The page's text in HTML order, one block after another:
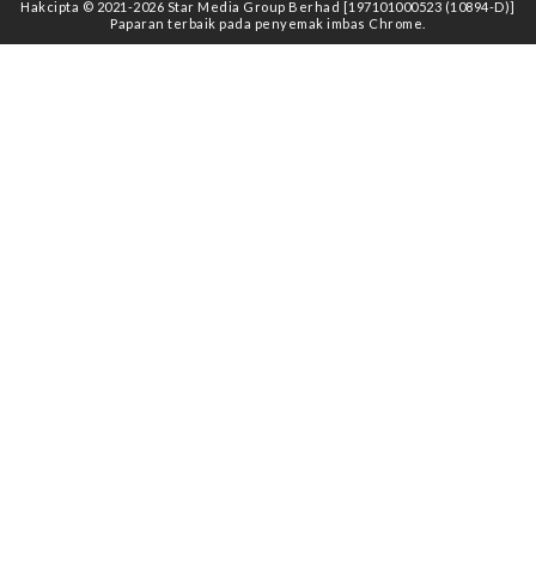
Hakcipta © 2021 -2026 Star Media Group Berhad [197101000523 (10894-D)]
Paparan terbaik pada penyemak imbas Chrome.